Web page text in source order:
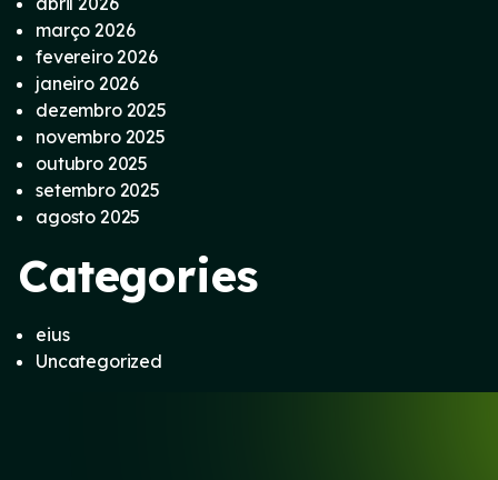
março 2026
fevereiro 2026
janeiro 2026
dezembro 2025
novembro 2025
outubro 2025
setembro 2025
agosto 2025
Categories
eius
Uncategorized